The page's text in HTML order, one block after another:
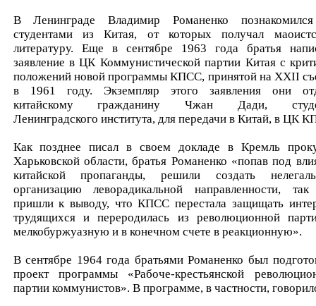
В Ленинграде Владимир Романенко
студентами из Китая, от которых получал
литературу. Еще в сентябре 1963 года братья
заявление в ЦК Коммунистической партии Китая с
положений новой программы КПСС, принятой на XXII
в 1961 году. Экземпляр этого заявления они
китайскому гражданину Чжан Дади,
Ленинградского института, для передачи в Китай, в ЦК
Как позднее писал в своем докладе в Кремль
Харьковской области, братья Романенко «попав под
китайской пропаганды, решили создать
организацию леворадикальной направленности,
пришли к выводу, что КПСС перестала защищать
трудящихся и переродилась из революционной
мелкобуржуазную и в конечном счете в реакционную».
В сентябре 1964 года братьями Романенко был
проект программы «Рабоче-крестьянской
партии коммунистов». В программе, в частности,